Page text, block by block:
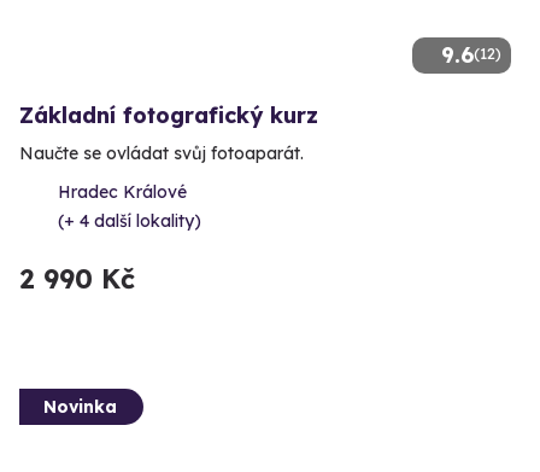
9.6(12)
Základní fotografický kurz
Naučte se ovládat svůj fotoaparát.
Hradec Králové
(+ 4 další lokality)
2 990 Kč
Novinka